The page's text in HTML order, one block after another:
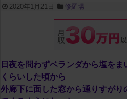
2020年1月21日 修羅場
日夜を問わずベランダから塩を
くらいした頃から
外廊下に面した窓から通りすがり